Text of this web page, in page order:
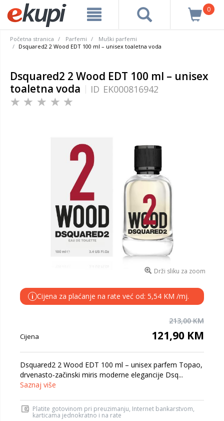
0
Početna stranica Parfemi
Muški parfemi
Dsquared2 2 Wood EDT 100 ml – unisex toaletna voda
Dsquared2 2 Wood EDT 100 ml – unisex
toaletna voda
ID EK000816942
Drži sliku za zoom
i Cijena za plaćanje na rate već od: 5,54 KM /mj.
213,00 KM
Cijena 121,90 KM
Dsquared2 2 Wood EDT 100 ml – unisex parfem Topao,
drvenasto-začinski miris moderne elegancije Dsq...
Saznaj više
Platite gotovinom pri preuzimanju, Internet bankarstvom,
karticama jednokratno i na rate